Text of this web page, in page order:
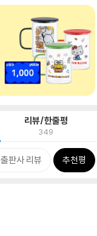
리뷰/한줄평
349
출판사 리뷰 추천평